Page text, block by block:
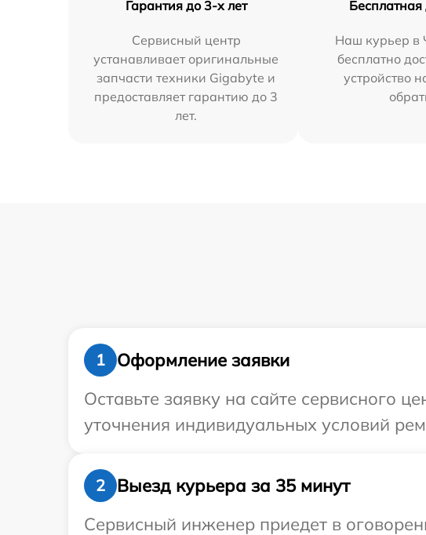
Гарантия до 3-х лет
Сервисный центр
устанавливает оригинальные
запчасти техники Gigabyte и
предоставляет гарантию до 3
лет.
Бесплатная
Наш курьер в
бесплатно
устройство
1
Оформление заявки
Оставьте заявку на сайте сервисного
уточнения индивидуальных условий
2
Выезд курьера за 35 минут
Сервисный инженер приедет в